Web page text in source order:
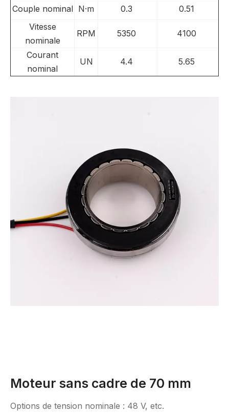
Couple nominal N·m 0.3
0.51
Vitesse
nominale
RPM 5350 4100
Courant
nominal
UN 4.4 5.65
Moteur sans cadre de 70 mm
Options de tension nominale : 48 V, etc.